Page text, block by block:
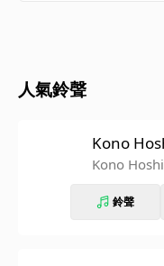
人氣鈴聲
Kono
Kono
鈴聲